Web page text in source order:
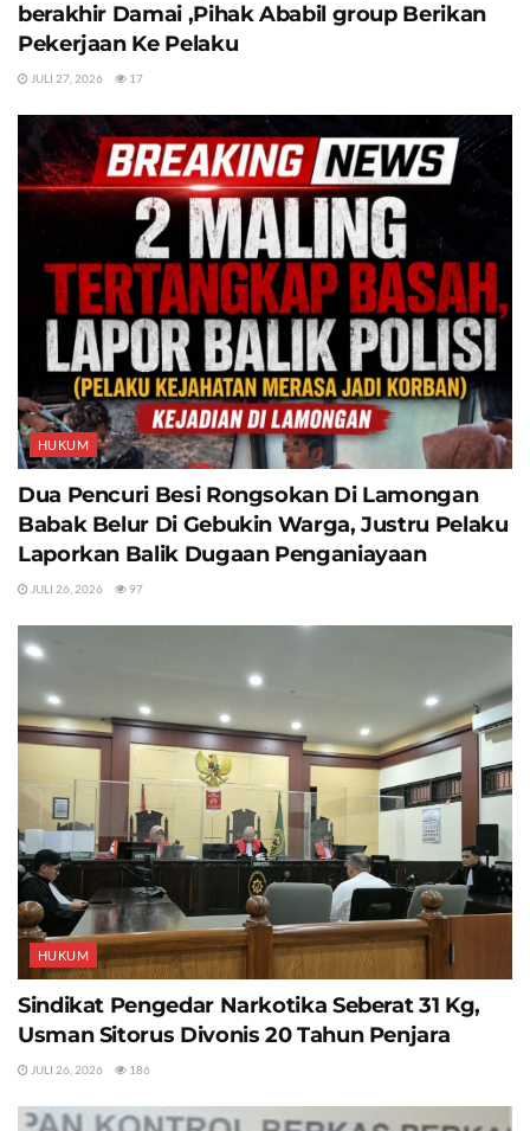
berakhir Damai ,Pihak Ababil group Berikan
Pekerjaan Ke Pelaku
JULI 27, 2026 17
HUKUM
Dua Pencuri Besi Rongsokan Di Lamongan
Babak Belur Di Gebukin Warga, Justru Pelaku
Laporkan Balik Dugaan Penganiayaan
JULI 26, 2026 97
HUKUM
Sindikat Pengedar Narkotika Seberat 31 Kg,
Usman Sitorus Divonis 20 Tahun Penjara
JULI 26, 2026 186